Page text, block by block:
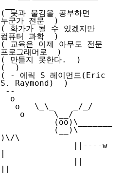
( 붓과 물감을 공부하면
누군가 전문  )
( 화가가 될 수 있겠지만
컴퓨터 과학  )
( 교육은 이제 아무도 전문
프로그래머로  )
( 만들지 못한다.  )
(  )
( - 에릭 S 레이먼드(Eric
S. Raymond)  )
)\/\
|
               ||